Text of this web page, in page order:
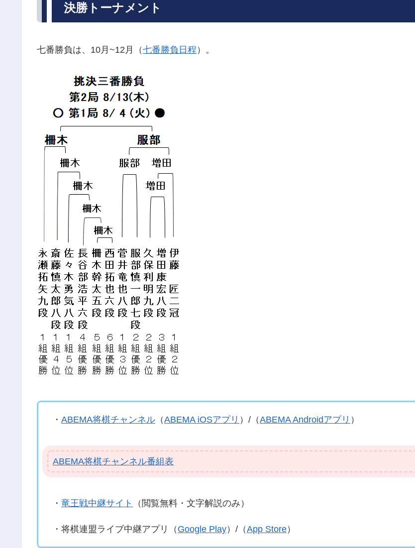
決勝トーナメント
七番勝負は、10月~12月（七番勝負日程 ）。
・ ABEMA将棋チャンネル （ABEMA iOSアプリ ）/（ABEMA Androidアプリ ）
ABEMA将棋チャンネル番組表
・ 竜王戦中継サイト （閲覧無料・文字解説のみ）
・将棋連盟ライブ中継アプリ（ Google Play）/（App Store）